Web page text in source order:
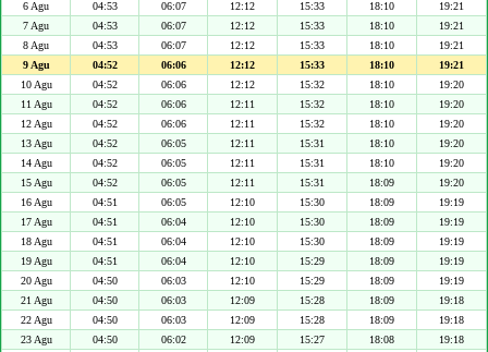
6 Agu
04:53 06:07 12:12 15:33 18:10
19:21
7 Agu
04:53 06:07 12:12 15:33 18:10
19:21
8 Agu
04:53 06:07 12:12 15:33 18:10
19:21
9 Agu
04:52 06:06 12:12 15:33 18:10
19:21
10 Agu
04:52 06:06 12:12 15:32 18:10
19:20
11 Agu
04:52 06:06 12:11 15:32 18:10
19:20
12 Agu
04:52 06:06 12:11 15:32 18:10
19:20
13 Agu
04:52 06:05 12:11 15:31 18:10
19:20
14 Agu
04:52 06:05 12:11 15:31 18:10
19:20
15 Agu
04:52 06:05 12:11 15:31 18:09
19:20
16 Agu
04:51 06:05 12:10 15:30 18:09
19:19
17 Agu
04:51 06:04 12:10 15:30 18:09
19:19
18 Agu
04:51 06:04 12:10 15:30 18:09
19:19
19 Agu
04:51 06:04 12:10 15:29 18:09
19:19
20 Agu
04:50 06:03 12:10 15:29 18:09
19:19
21 Agu
04:50 06:03 12:09 15:28 18:09
19:18
22 Agu
04:50 06:03 12:09 15:28 18:09
19:18
23 Agu
04:50 06:02 12:09 15:27 18:08
19:18